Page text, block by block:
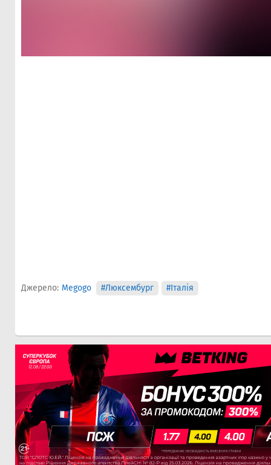
Джерело: Megogo #Люксембург #Італія